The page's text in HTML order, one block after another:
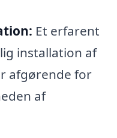
Et erfarent
installation af
afgørende for
af